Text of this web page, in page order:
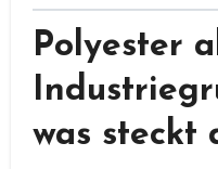
Polyester
was steckt